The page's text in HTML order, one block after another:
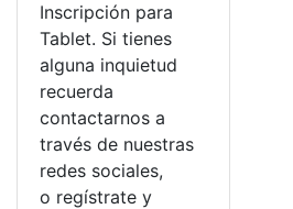
Inscripción para
Tablet. Si tienes
alguna inquietud
recuerda
contactarnos a
través de nuestras
redes sociales,
o regístrate y